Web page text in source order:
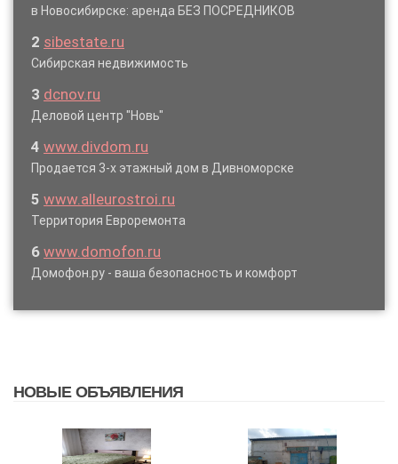
в Новосибирске: аренда БЕЗ ПОСРЕДНИКОВ
2 sibestate.ru
Сибирская недвижимость
3 dcnov.ru
Деловой центр "Новь"
4 www.divdom.ru
Продается 3-х этажный дом в Дивноморске
5 www.alleurostroi.ru
Территория Евроремонта
6 www.domofon.ru
Домофон.ру - ваша безопасность и комфорт
НОВЫЕ ОБЪЯВЛЕНИЯ